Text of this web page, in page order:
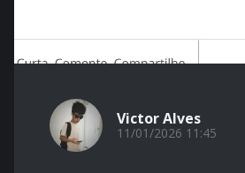
Victor Alves
11/01/2026 11:45